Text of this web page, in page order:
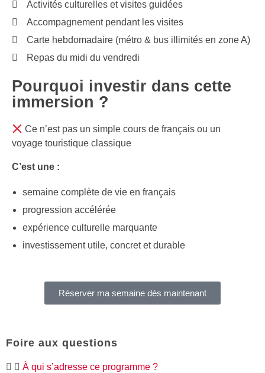
Activités culturelles et visites guidées
Accompagnement pendant les visites
Carte hebdomadaire (métro & bus illimités en zone A)
Repas du midi du vendredi
Pourquoi investir dans cette
immersion ?
Ce n’est pas un simple cours de français ou un
voyage touristique classique
C’est une :
semaine complète de vie en français
progression accélérée
expérience culturelle marquante
investissement utile, concret et durable
Réserver ma semaine dès maintenant
Foire aux questions
À qui s’adresse ce programme ?